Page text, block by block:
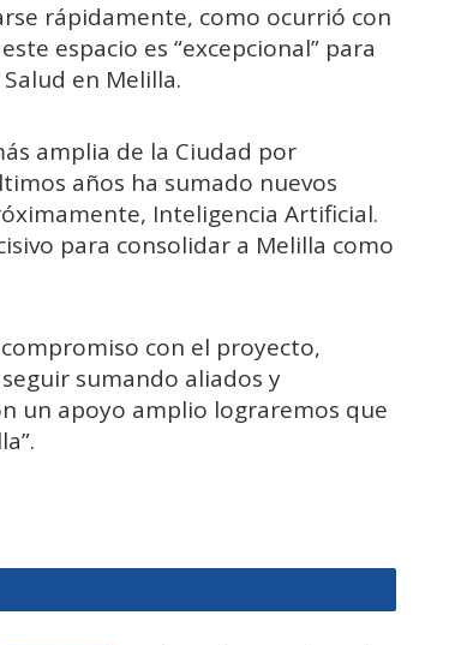
rápidamente, como ocurrió con
espacio es “excepcional” para
en Melilla.
amplia de la Ciudad por
años ha sumado nuevos
Inteligencia Artificial.
para consolidar a Melilla como
con el proyecto,
sumando aliados y
un apoyo amplio lograremos que